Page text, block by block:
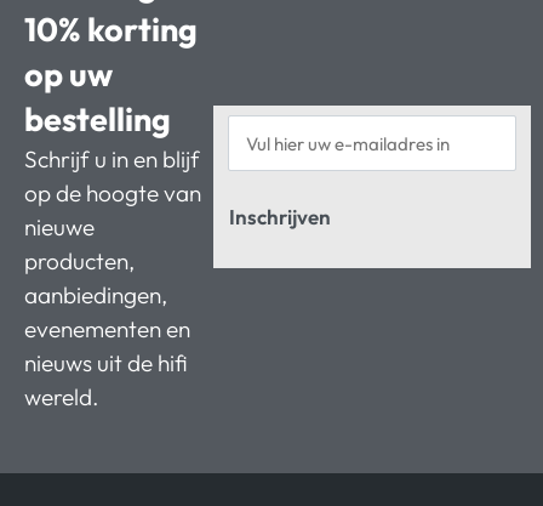
10% korting
op uw
bestelling
Schrijf u in en blijf
op de hoogte van
nieuwe
producten,
aanbiedingen,
evenementen en
nieuws uit de hifi
wereld.
Inschrijven